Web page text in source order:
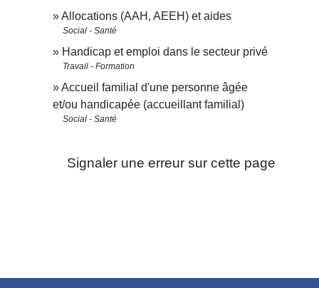
Allocations (AAH, AEEH) et aides
Social - Santé
Handicap et emploi dans le secteur privé
Travail - Formation
Accueil familial d'une personne âgée
et/ou handicapée (accueillant familial)
Social - Santé
Signaler une erreur sur cette page